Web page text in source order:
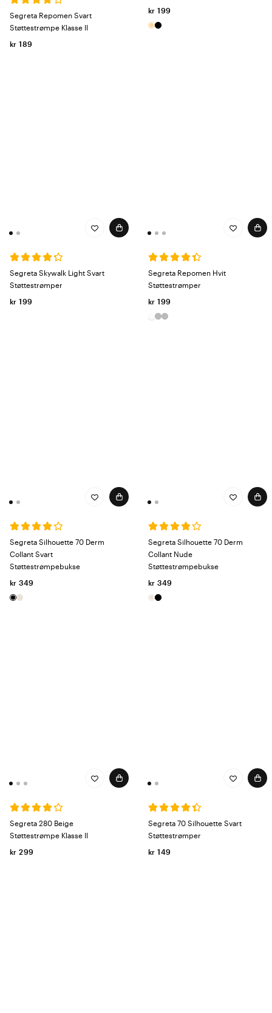
Segreta Repomen Svart
Støttestrømpe Klasse II
kr 189
kr 199
Segreta Skywalk Light Svart
Støttestrømper
kr 199
Segreta Repomen Hvit
Støttestrømper
kr 199
Segreta Silhouette 70 Derm
Collant Svart
Støttestrømpebukse
kr 349
Segreta Silhouette 70 Derm
Collant Nude
Støttestrømpebukse
kr 349
Segreta 280 Beige
Støttestrømpe Klasse II
kr 299
Segreta 70 Silhouette Svart
Støttestrømper
kr 149